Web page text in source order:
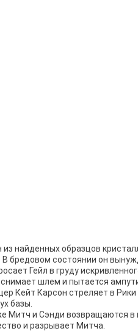
из найденных образцов
В бредовом состоянии он
Гейл в груду
снимает шлем и пытается
Кейт Карсон стреляет в
базы.
Митч и Сэнди возвращаются в
и разрывает Митча.